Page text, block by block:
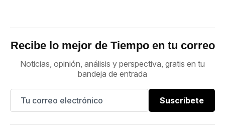
Recibe lo mejor de Tiempo en tu correo
Noticias, opinión, análisis y perspectiva, gratis en tu
bandeja de entrada
Suscríbete